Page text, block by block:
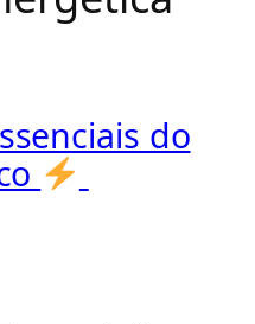
do